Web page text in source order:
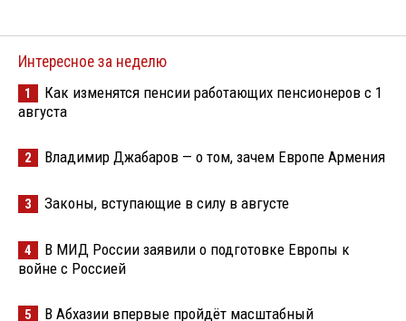
Интересное за неделю
1
Как изменятся пенсии работающих пенсионеров с 1
августа
2 Владимир Джабаров — о том, зачем Европе Армения
3 Законы, вступающие в силу в августе
4
В МИД России заявили о подготовке Европы к
войне с Россией
5
В Абхазии впервые пройдёт масштабный